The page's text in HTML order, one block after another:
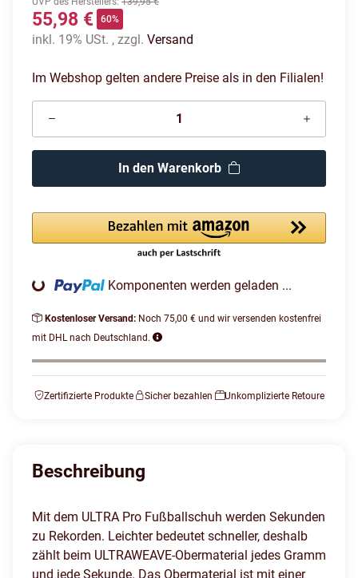
55,98 € 60%
inkl. 19% USt. , zzgl. Versand
Im Webshop gelten andere Preise als in den Filialen!
In den Warenkorb
Loading... Komponenten werden geladen ...
Kostenloser Versand: Noch 75,00 € und wir versenden kostenfrei
mit DHL nach Deutschland.
Zertifizierte Produkte Sicher bezahlen Unkomplizierte Retoure
Beschreibung
Mit dem ULTRA Pro Fußballschuh werden Sekunden
zu Rekorden. Leichter bedeutet schneller, deshalb
zählt beim ULTRAWEAVE-Obermaterial jedes Gramm
und jede Sekunde. Das Obermaterial ist mit einer